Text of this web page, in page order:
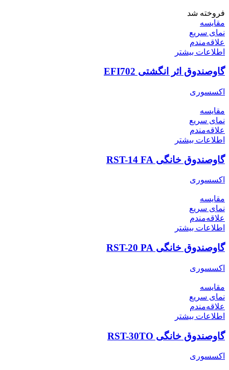
فروخته شد
مقایسه
نمای سریع
علاقه‌مندم
اطلاعات بیشتر
گاوصندوق اثر انگشتی EFI702
اکسسوری
مقایسه
نمای سریع
علاقه‌مندم
اطلاعات بیشتر
گاوصندوق خانگی RST-14 FA
اکسسوری
مقایسه
نمای سریع
علاقه‌مندم
اطلاعات بیشتر
گاوصندوق خانگی RST-20 PA
اکسسوری
مقایسه
نمای سریع
علاقه‌مندم
اطلاعات بیشتر
گاوصندوق خانگی RST-30TO
اکسسوری